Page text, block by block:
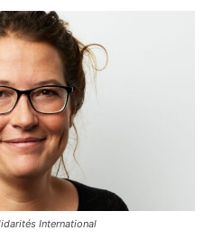
International